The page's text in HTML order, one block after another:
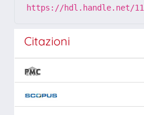
https://hdl.handle.net/
Citazioni